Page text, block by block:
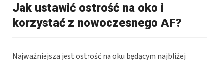
Jak ustawić ostrość na oko i
korzystać z nowoczesnego AF?
Najważniejsza jest ostrość na oku będącym najbliżej